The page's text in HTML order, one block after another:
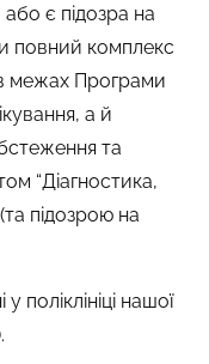
є підозра на
повний комплекс
межах Програми
а й
та
“Діагностика,
підозрою на
поліклініці нашої